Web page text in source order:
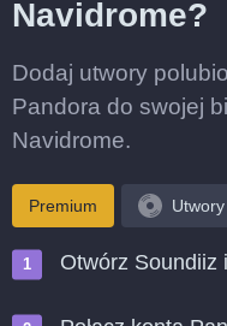
Navidrome?
Dodaj utwory
Pandora do swojej
Navidrome.
Premium Utwory
Otwórz Soundiiz